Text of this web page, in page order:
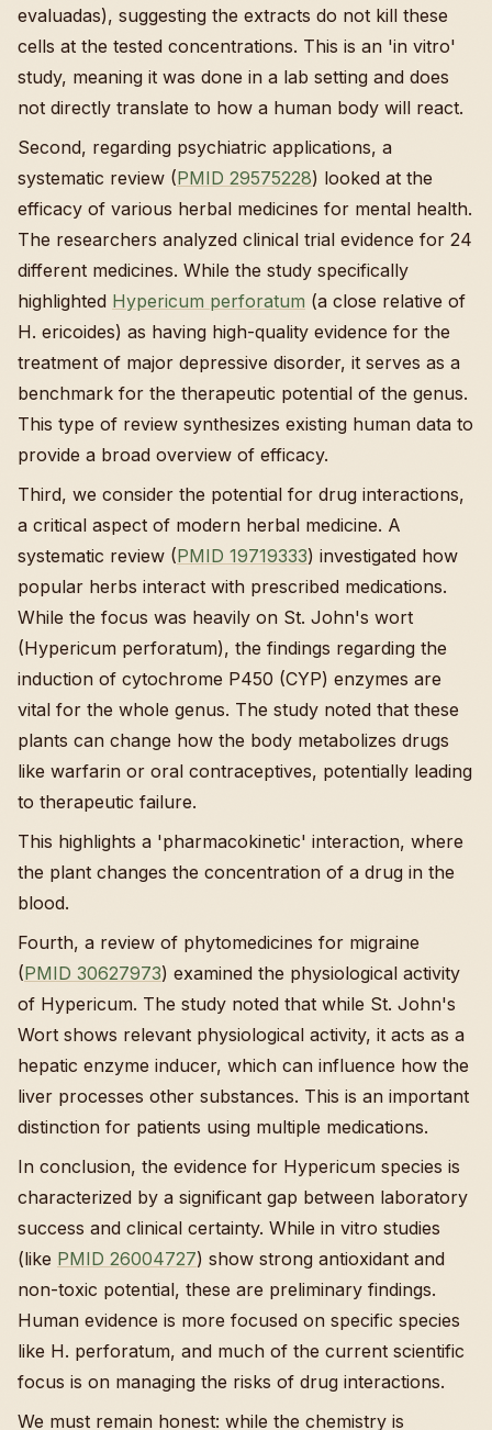
evaluadas), suggesting the extracts do not kill these
cells at the tested concentrations. This is an 'in vitro'
study, meaning it was done in a lab setting and does
not directly translate to how a human body will react.
Second, regarding psychiatric applications, a
systematic review (PMID 29575228) looked at the
efficacy of various herbal medicines for mental health.
The researchers analyzed clinical trial evidence for 24
different medicines. While the study specifically
highlighted Hypericum perforatum (a close relative of
H. ericoides) as having high-quality evidence for the
treatment of major depressive disorder, it serves as a
benchmark for the therapeutic potential of the genus.
This type of review synthesizes existing human data to
provide a broad overview of efficacy.
Third, we consider the potential for drug interactions,
a critical aspect of modern herbal medicine. A
systematic review (PMID 19719333) investigated how
popular herbs interact with prescribed medications.
While the focus was heavily on St. John's wort
(Hypericum perforatum), the findings regarding the
induction of cytochrome P450 (CYP) enzymes are
vital for the whole genus. The study noted that these
plants can change how the body metabolizes drugs
like warfarin or oral contraceptives, potentially leading
to therapeutic failure.
This highlights a 'pharmacokinetic' interaction, where
the plant changes the concentration of a drug in the
blood.
Fourth, a review of phytomedicines for migraine
(PMID 30627973) examined the physiological activity
of Hypericum. The study noted that while St. John's
Wort shows relevant physiological activity, it acts as a
hepatic enzyme inducer, which can influence how the
liver processes other substances. This is an important
distinction for patients using multiple medications.
In conclusion, the evidence for Hypericum species is
characterized by a significant gap between laboratory
success and clinical certainty. While in vitro studies
(like PMID 26004727) show strong antioxidant and
non-toxic potential, these are preliminary findings.
Human evidence is more focused on specific species
like H. perforatum, and much of the current scientific
focus is on managing the risks of drug interactions.
We must remain honest: while the chemistry is